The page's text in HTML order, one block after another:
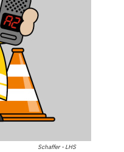
Schaffer - LHS